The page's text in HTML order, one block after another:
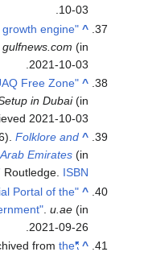
10-03
.
^
growth engine
.gulfnews.com (in الإنجليزية)
2021-10-03
^
Free Zone
in Dubai(in
2021-10-03
^
Folklore and
Emirates
Routledge. ISBN
^
Portal of the
.u.ae (in الإنجليزية)
2021-09-26
^
"UAE Culture"
fromthe